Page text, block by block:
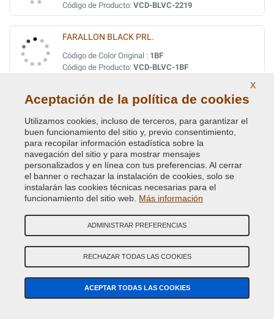
Código de Producto: VCD-BLVC-2219
FARALLON BLACK PRL.
Código de Color Original : 1BF
Código de Producto: VCD-BLVC-1BF
FIRENZA RED PRL
Código de Color Original : 1AF
Código de Producto:VCD-BLVC-1AF
FIRENZE RED MET.
Código de Color Original :868
Código de Producto:VCD-BLVC-868
GALWAY GREEN MET. (L.R.)
Código de Producto:VCD-BLVC-821
GIVERNEY GREEN MET.
X
Aceptación de la política de cookies
Utilizamos cookies, incluso de terceros, para garantizar el
buen funcionamiento del sitio y, previo consentimiento,
para recopilar información estadística sobre la
navegación del sitio y para mostrar mensajes
personalizados y en línea con tus preferencias. Al cerrar
el banner o rechazar la instalación de cookies, solo se
instalarán las cookies técnicas necesarias para el
funcionamiento del sitio web. Más información
ADMINISTRAR PREFERENCIAS
RECHAZAR TODAS LAS COOKIES
ACEPTAR TODAS LAS COOKIES